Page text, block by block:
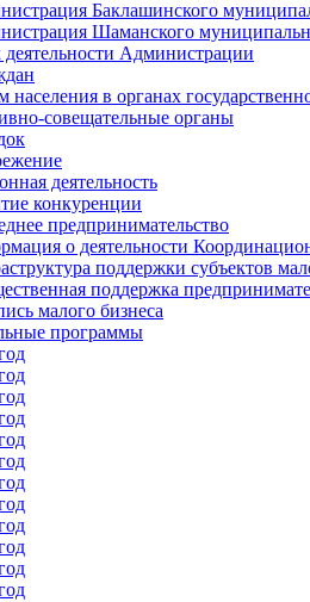
Баклашинского
Шаманского
деятельности Администрации
населения в органах
совещательные органы
деятельность
конкуренции
предпринимательство
о деятельности
поддержки субъектов
поддержка
малого бизнеса
программы